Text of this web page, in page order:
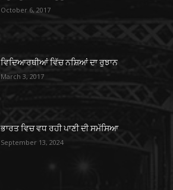
October 6, 2017
ਵਿਦਿਆਰਥੀਆਂ ਵਿੱਚ ਨਸ਼ਿਆਂ ਦਾ ਰੁਝਾਨ
March 3, 2017
ਭਾਰਤ ਵਿਚ ਵਧ ਰਹੀ ਪਾਣੀ ਦੀ ਸਮੱਸਿਆ
September 13, 2024